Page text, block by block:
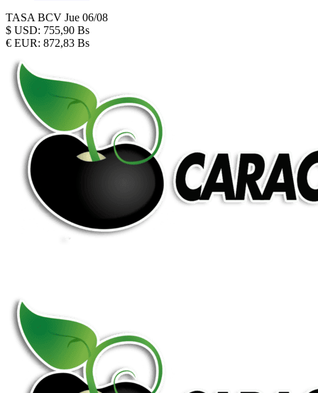
TASA BCV Jue 06/08
$ USD: 755,90 Bs
€ EUR: 872,83 Bs